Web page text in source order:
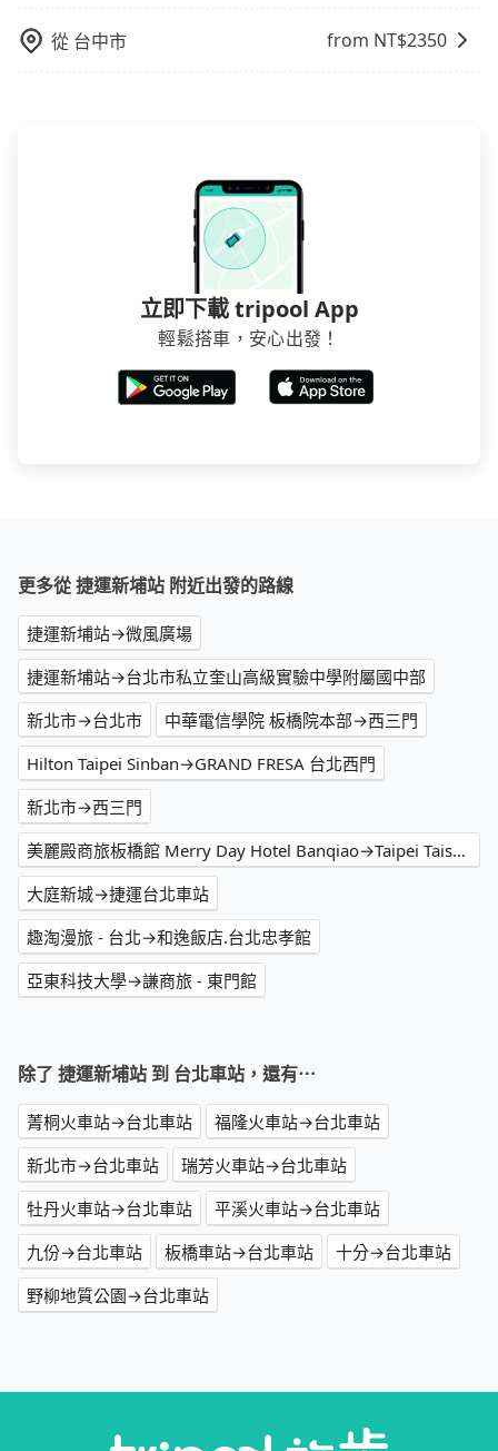
從 台中市 from NT$2350
立即下載 tripool App
輕鬆搭車，安心出發！
更多從 捷運新埔站 附近出發的路線
捷運新埔站→微風廣場
捷運新埔站→台北市私立奎山高級實驗中學附屬國中部
新北市→台北市
中華電信學院 板橋院本部→西三門
Hilton Taipei Sinban→GRAND FRESA 台北西門
新北市→西三門
美麗殿商旅板橋館 Merry Day Hotel Banqiao→Taipei Taisugar Hotel
大庭新城→捷運台北車站
趣淘漫旅 - 台北→和逸飯店.台北忠孝館
亞東科技大學→謙商旅 - 東門館
除了 捷運新埔站 到 台北車站，還有⋯
菁桐火車站→台北車站
福隆火車站→台北車站
新北市→台北車站
瑞芳火車站→台北車站
牡丹火車站→台北車站
平溪火車站→台北車站
九份→台北車站
板橋車站→台北車站
十分→台北車站
野柳地質公園→台北車站